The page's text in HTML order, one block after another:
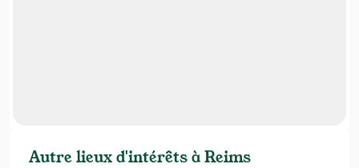
Autre lieux d'intérêts à Reims